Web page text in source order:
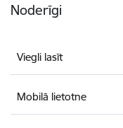
Noderīgi
Viegli lasīt
Mobilā lietotne